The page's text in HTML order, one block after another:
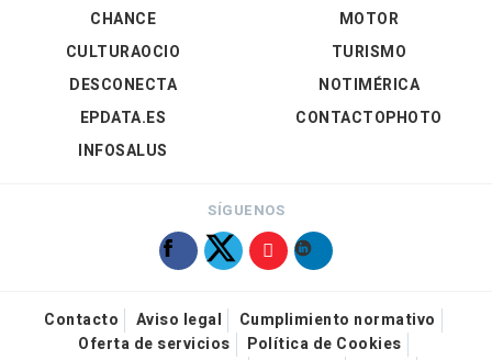
CHANCE
CULTURAOCIO
DESCONECTA
EPDATA.ES
INFOSALUS
MOTOR
TURISMO
NOTIMÉRICA
CONTACTOPHOTO
SÍGUENOS
Contacto Aviso legal
Cumplimiento normativo
Oferta de servicios
Política de Cookies